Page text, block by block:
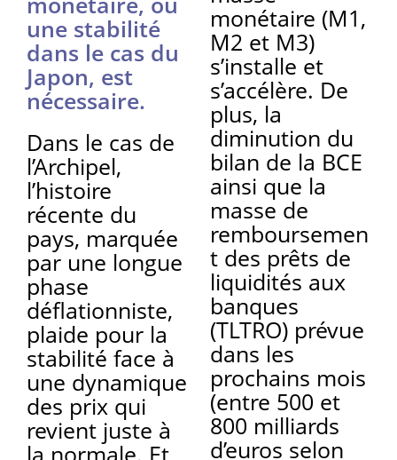
une stabilité
dans le cas du
Japon, est
nécessaire.
Dans le cas de
l’Archipel,
l’histoire
récente du
pays, marquée
par une longue
phase
déflationniste,
plaide pour la
stabilité face à
une dynamique
des prix qui
revient juste à
la normale. Et
monétaire (M1,
M2 et M3)
s’installe et
s’accélère. De
plus, la
diminution du
bilan de la BCE
ainsi que la
masse de
remboursemen
t des prêts de
liquidités aux
banques
(TLTRO) prévue
dans les
prochains mois
(entre 500 et
800 milliards
d’euros selon